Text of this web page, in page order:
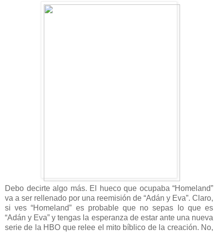
Debo decirte algo más. El hueco que ocupaba “Homeland”
va a ser rellenado por una reemisión de “Adán y Eva”. Claro,
si ves “Homeland” es probable que no sepas lo que es
“Adán y Eva” y tengas la esperanza de estar ante una nueva
serie de la HBO que relee el mito bíblico de la creación. No,